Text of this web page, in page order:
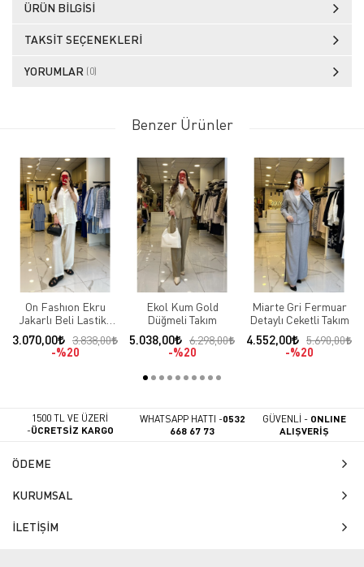
ÜRÜN BILGISI
TAKSIT SEÇENEKLERI
YORUMLAR (0)
Benzer Ürünler
On Fashıon Ekru
Jakarlı Beli Lastikli
Takım
3.070,00
3.838,00
%20
Ekol Kum Gold
Düğmeli Takım
5.038,00
6.298,00
%20
Miarte Gri Fermuar
Detaylı Ceketli Takım
4.552,00
5.690,00
%20
1500 TL VE ÜZERİ
-ÜCRETSİZ KARGO
WHATSAPP HATTI -0532
668 67 73
GÜVENLİ - ONLINE
ALIŞVERİŞ
ÖDEME
KURUMSAL
İLETİŞİM